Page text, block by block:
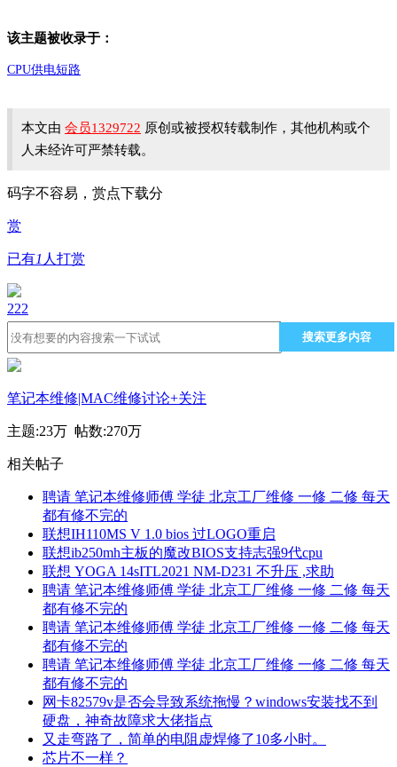
该主题被收录于：
CPU供电短路
本文由 会员1329722 原创或被授权转载制作，其他机构或个
人未经许可严禁转载。
码字不容易，赏点下载分
赏
已有1 人打赏
222
搜索更多内容
笔记本维修|MAC维修讨论+关注
主题:23万 帖数:270万
相关帖子
聘请 笔记本维修师傅 学徒 北京工厂维修 一修 二修 每天
都有修不完的
联想IH110MS V 1.0 bios 过LOGO重启
联想ib250mh主板的魔改BIOS支持志强9代cpu
联想 YOGA 14sITL2021 NM-D231 不升压 ,求助
聘请 笔记本维修师傅 学徒 北京工厂维修 一修 二修 每天
都有修不完的
聘请 笔记本维修师傅 学徒 北京工厂维修 一修 二修 每天
都有修不完的
聘请 笔记本维修师傅 学徒 北京工厂维修 一修 二修 每天
都有修不完的
网卡82579v是否会导致系统拖慢？windows安装找不到
硬盘，神奇故障求大佬指点
又走弯路了，简单的电阻虚焊修了10多小时。
芯片不一样？